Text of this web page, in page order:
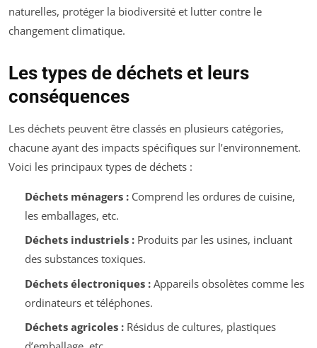
naturelles, protéger la biodiversité et lutter contre le
changement climatique.
Les types de déchets et leurs
conséquences
Les déchets peuvent être classés en plusieurs catégories,
chacune ayant des impacts spécifiques sur l’environnement.
Voici les principaux types de déchets :
Déchets ménagers :Comprend les ordures de cuisine,
les emballages, etc.
Déchets industriels :Produits par les usines, incluant
des substances toxiques.
Déchets électroniques :Appareils obsolètes comme les
ordinateurs et téléphones.
Déchets agricoles :Résidus de cultures, plastiques